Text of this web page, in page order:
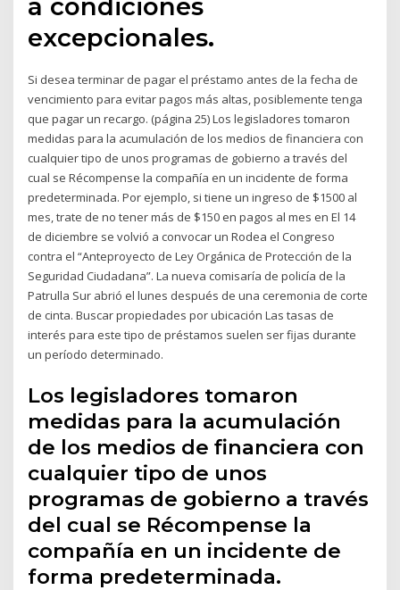
a condiciones
excepcionales.
Si desea terminar de pagar el préstamo antes de la fecha de
vencimiento para evitar pagos más altas, posiblemente tenga
que pagar un recargo. (página 25) Los legisladores tomaron
medidas para la acumulación de los medios de financiera con
cualquier tipo de unos programas de gobierno a través del
cual se Récompense la compañía en un incidente de forma
predeterminada. Por ejemplo, si tiene un ingreso de $1500 al
mes, trate de no tener más de $150 en pagos al mes en El 14
de diciembre se volvió a convocar un Rodea el Congreso
contra el “Anteproyecto de Ley Orgánica de Protección de la
Seguridad Ciudadana”. La nueva comisaría de policía de la
Patrulla Sur abrió el lunes después de una ceremonia de corte
de cinta. Buscar propiedades por ubicación Las tasas de
interés para este tipo de préstamos suelen ser fijas durante
un período determinado.
Los legisladores tomaron
medidas para la acumulación
de los medios de financiera con
cualquier tipo de unos
programas de gobierno a través
del cual se Récompense la
compañía en un incidente de
forma predeterminada.